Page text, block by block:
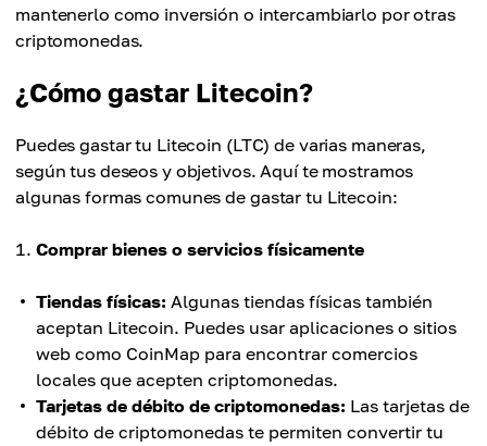
mantenerlo como inversión o intercambiarlo por otras
criptomonedas.
¿Cómo gastar Litecoin?
Puedes gastar tu Litecoin (LTC) de varias maneras,
según tus deseos y objetivos. Aquí te mostramos
algunas formas comunes de gastar tu Litecoin:
Comprar bienes o servicios físicamente
Tiendas físicas: Algunas tiendas físicas también
aceptan Litecoin. Puedes usar aplicaciones o sitios
web como CoinMap para encontrar comercios
locales que acepten criptomonedas.
Tarjetas de débito de criptomonedas: Las tarjetas de
débito de criptomonedas te permiten convertir tu